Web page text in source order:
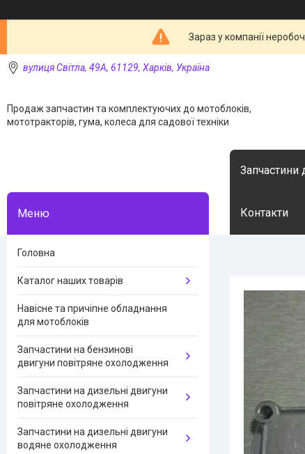
Зараз у компанії
вулиця Світла, 49А, 61129, Харків, Україна
Продаж запчастин та комплектуючих до мотоблоків,
мототракторів, гума, колеса для садової техніки
Запчастини
Контакти
Головна
Каталог наших товарів
Навісне та причіпне обладнання
для мотоблоків
Запчастини на бензинові
двигуни повітряне охолодження
Запчастини на дизельні двигуни
повітряне охолодження
Запчастини на дизельні двигуни
водяне охолодження